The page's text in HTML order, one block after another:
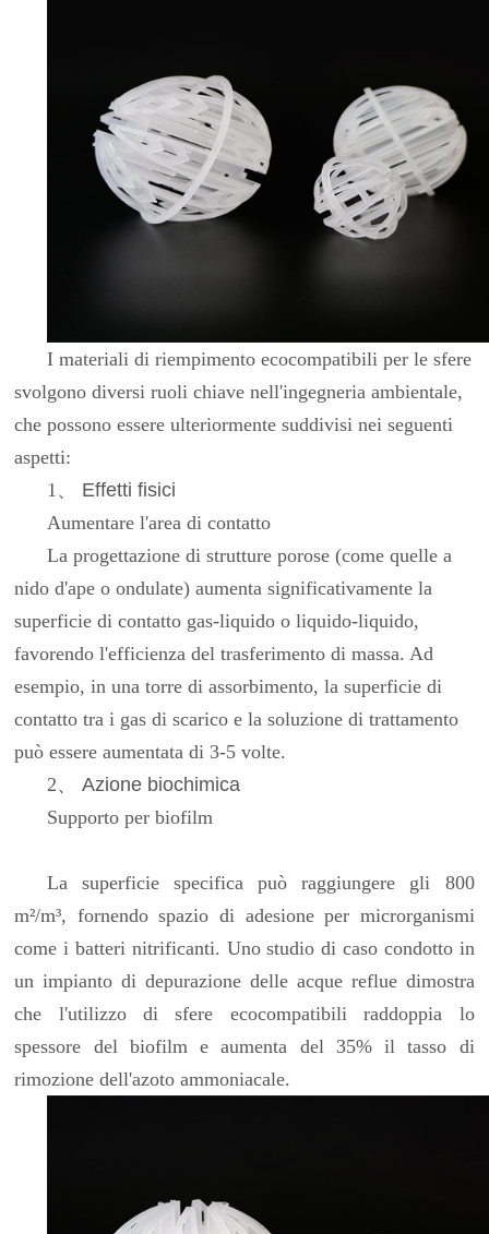
I materiali di riempimento ecocompatibili per le sfere
svolgono diversi ruoli chiave nell'ingegneria ambientale,
che possono essere ulteriormente suddivisi nei seguenti
aspetti:
1、 Effetti fisici
Aumentare l'area di contatto
La progettazione di strutture porose (come quelle a
nido d'ape o ondulate) aumenta significativamente la
superficie di contatto gas-liquido o liquido-liquido,
favorendo l'efficienza del trasferimento di massa. Ad
esempio, in una torre di assorbimento, la superficie di
contatto tra i gas di scarico e la soluzione di trattamento
può essere aumentata di 3-5 volte.
2、Azione biochimica
Supporto per biofilm
La superficie specifica può raggiungere gli 800
m²/m³, fornendo spazio di adesione per microrganismi
come i batteri nitrificanti. Uno studio di caso condotto in
un impianto di depurazione delle acque reflue dimostra
che l'utilizzo di sfere ecocompatibili raddoppia lo
spessore del biofilm e aumenta del 35% il tasso di
rimozione dell'azoto ammoniacale.